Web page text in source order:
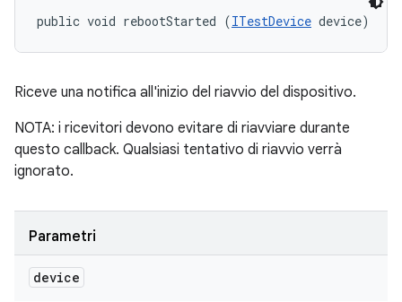
public void rebootStarted (ITestDevice device)
Riceve una notifica all'inizio del riavvio del dispositivo.
NOTA: i ricevitori devono evitare di riavviare durante
questo callback. Qualsiasi tentativo di riavvio verrà
ignorato.
Parametri
device